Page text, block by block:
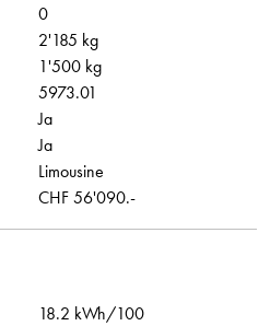
0
2'185 kg
1'500 kg
5973.01
Ja
Ja
Limousine
CHF 56'090.-
18.2 kWh/100